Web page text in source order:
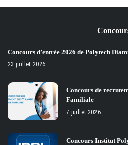
Concours d’entrée 2026 de Polytech
23 juillet 2026
Concours de
Familiale
7 juillet 2026
Concours Institut